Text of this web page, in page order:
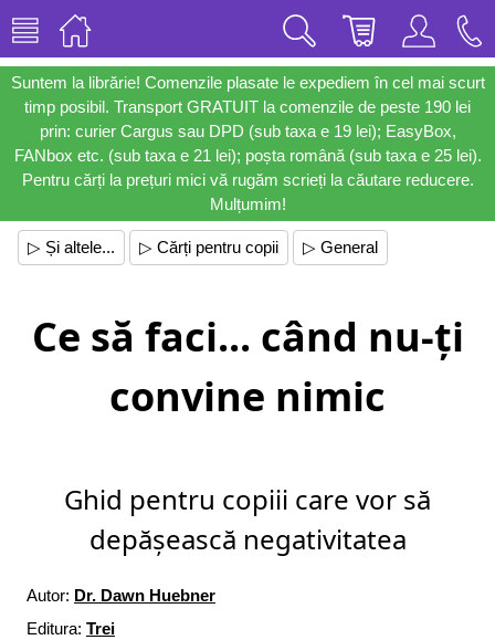
Suntem la librărie! Comenzile plasate le expediem în cel mai scurt
timp posibil. Transport GRATUIT la comenzile de peste 190 lei
prin: curier Cargus sau DPD (sub taxa e 19 lei); EasyBox,
FANbox etc. (sub taxa e 21 lei); poșta română (sub taxa e 25 lei).
Pentru cărți la prețuri mici vă rugăm scrieți la căutare reducere.
Mulțumim!
▷ Și altele... ▷ Cărți pentru copii ▷ General
Ce să faci... când nu-ți
convine nimic
Ghid pentru copiii care vor să
depășească negativitatea
Autor: Dr. Dawn Huebner
Editura: Trei